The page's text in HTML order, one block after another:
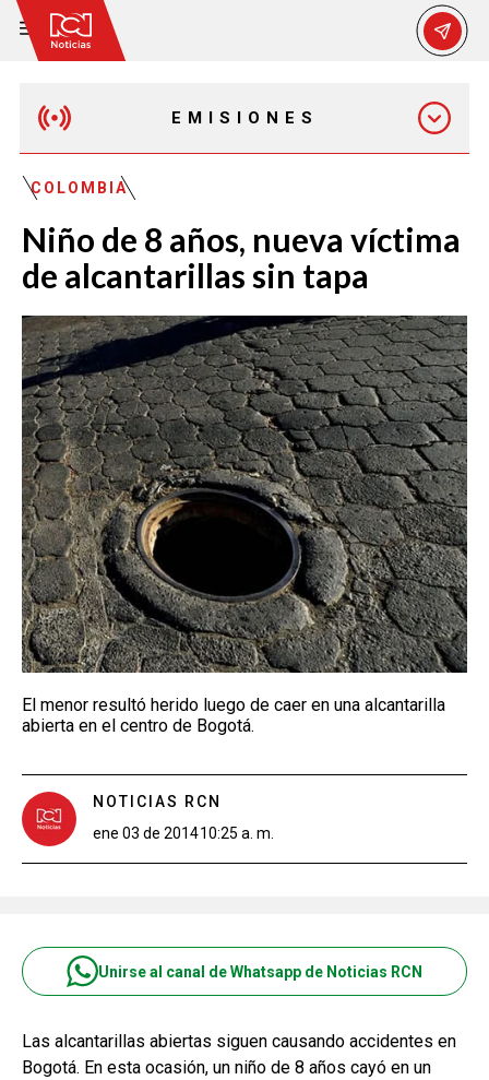
EMISIONES
EMISIÓN 7:00 PM
COLOMBIA
Niño de 8 años, nueva víctima
de alcantarillas sin tapa
El menor resultó herido luego de caer en una alcantarilla
abierta en el centro de Bogotá.
NOTICIAS RCN
ene 03 de 201410:25 a. m.
Unirse al canal de Whatsapp de Noticias RCN
Las alcantarillas abiertas siguen causando accidentes en
Bogotá. En esta ocasión, un niño de 8 años cayó en un